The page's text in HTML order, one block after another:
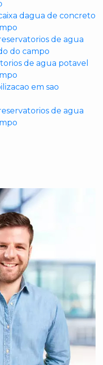
dagua de concreto
de agua
do campo
de agua potavel
em sao
de agua